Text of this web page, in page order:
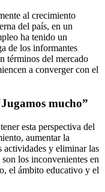
al crecimiento
del país, en un
ha tenido un
de los informantes
términos del mercado
a converger con el
mucho”
esta perspectiva del
aumentar la
actividades y eliminar las
los inconvenientes en
el ámbito educativo y el